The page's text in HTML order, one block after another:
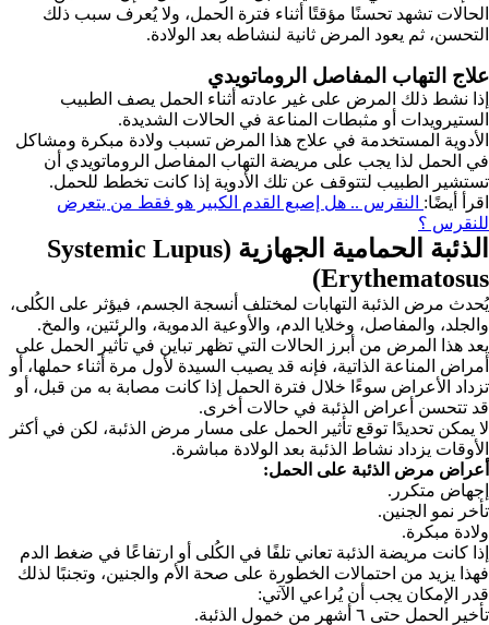
الحالات تشهد تحسنًا مؤقتًا أثناء فترة الحمل، ولا يُعرف سبب ذلك
التحسن، ثم يعود المرض ثانية لنشاطه بعد الولادة.
علاج التهاب المفاصل الروماتويدي
إذا نشط ذلك المرض على غير عادته أثناء الحمل يصف الطبيب
الستيرويدات أو مثبطات المناعة في الحالات الشديدة.
الأدوية المستخدمة في علاج هذا المرض تسبب ولادة مبكرة ومشاكل
في الحمل لذا يجب على مريضة التهاب المفاصل الروماتويدي أن
تستشير الطبيب لتتوقف عن تلك الأدوية إذا كانت تخطط للحمل.
اقرأ أيضًا: لنقرس .. هل إصبع القدم الكبير هو فقط من يتعرض
للنقرس ؟
الذئبة الحمامية الجهازية (Systemic Lupus
Erythematosus)
يُحدث مرض الذئبة التهابات لمختلف أنسجة الجسم، فيؤثر على الكُلى،
والجلد، والمفاصل، وخلايا الدم، والأوعية الدموية، والرئتين، والمخ.
يعد هذا المرض من أبرز الحالات التي تظهر تباين في تأثير الحمل على
أمراض المناعة الذاتية، فإنه قد يصيب السيدة لأول مرة أثناء حملها، أو
تزداد الأعراض سوءًا خلال فترة الحمل إذا كانت مصابة به من قبل، أو
قد تتحسن أعراض الذئبة في حالات أخرى.
لا يمكن تحديدًا توقع تأثير الحمل على مسار مرض الذئبة، لكن في أكثر
الأوقات يزداد نشاط الذئبة بعد الولادة مباشرة.
أعراض مرض الذئبة على الحمل:
إجهاض متكرر.
تأخر نمو الجنين.
ولادة مبكرة.
إذا كانت مريضة الذئبة تعاني تلفًا في الكُلى أو ارتفاعًا في ضغط الدم
فهذا يزيد من احتمالات الخطورة على صحة الأم والجنين، وتجنبًا لذلك
قدر الإمكان يجب أن يُراعي الآتي:
تأخير الحمل حتى ٦ أشهر من خمول الذئبة.